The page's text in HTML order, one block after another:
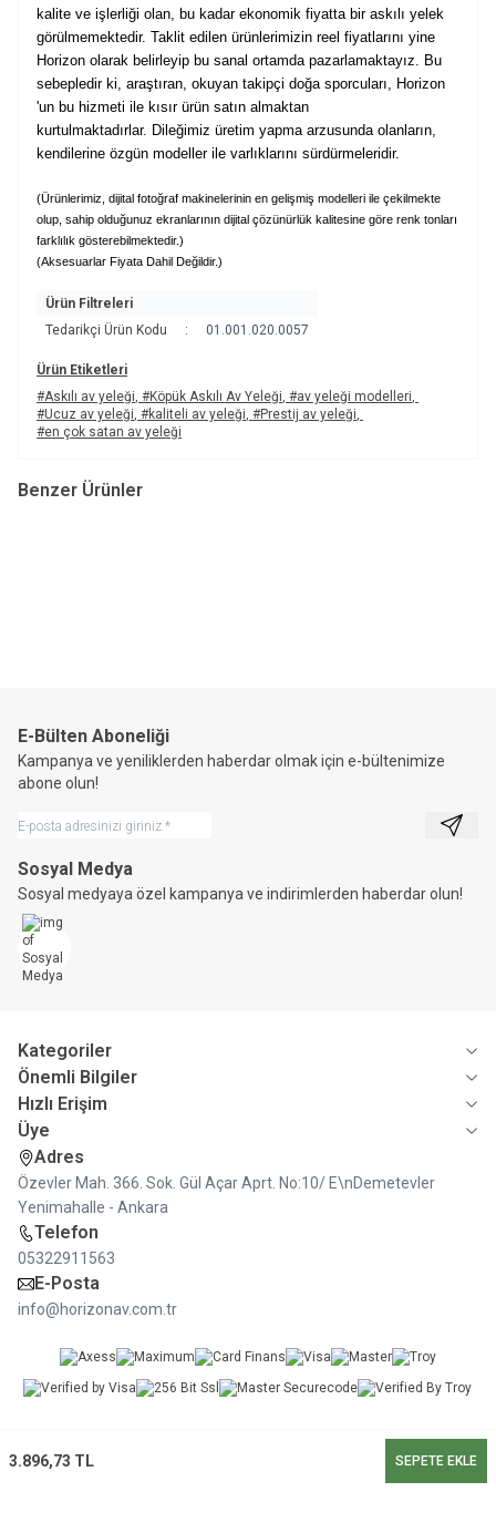
3.896,73 TL SEPETE EKLE
kalite ve işlerliği olan, bu kadar ekonomik fiyatta bir askılı yelek
görülmemektedir. Taklit edilen ürünlerimizin reel fiyatlarını yine
Horizon olarak belirleyip bu sanal ortamda pazarlamaktayız. Bu
sebepledir ki, araştıran, okuyan takipçi doğa sporcuları, Horizon
'un bu hizmeti ile kısır ürün satın almaktan
kurtulmaktadırlar. Dileğimiz üretim yapma arzusunda olanların,
kendilerine özgün modeller ile varlıklarını sürdürmeleridir.
(Ürünlerimiz, dijital fotoğraf makinelerinin en gelişmiş modelleri ile çekilmekte
olup, sahip olduğunuz ekranlarının dijital çözünürlük kalitesine göre renk tonları
farklılık gösterebilmektedir.)
(Aksesuarlar Fiyata Dahil Değildir.)
Ürün Filtreleri
Tedarikçi Ürün Kodu
: 01.001.020.0057
Ürün Etiketleri
#Askılı av yeleği, #Köpük Askılı Av Yeleği, #av yeleği modelleri,
#Ucuz av yeleği, #kaliteli av yeleği, #Prestij av yeleği,
#en çok satan av yeleği
Benzer Ürünler
E-Bülten Aboneliği
Kampanya ve yeniliklerden haberdar olmak için e-bültenimize
abone olun!
Kayıt
Sosyal Medya
Sosyal medyaya özel kampanya ve indirimlerden haberdar olun!
Kategoriler
Önemli Bilgiler
Hızlı Erişim
Üye
Adres
Özevler Mah. 366. Sok. Gül Açar Aprt. No:10/ E\nDemetevler
Yenimahalle - Ankara
Telefon
05322911563
E-Posta
info@horizonav.com.tr